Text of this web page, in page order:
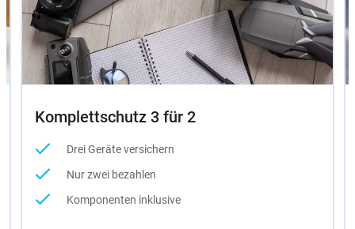
Komplettschutz 3 für 2
Drei Geräte versichern
Nur zwei bezahlen
Komponenten inklusive